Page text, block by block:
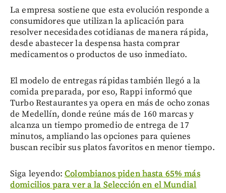
La empresa sostiene que esta evolución responde a
consumidores que utilizan la aplicación para
resolver necesidades cotidianas de manera rápida,
desde abastecer la despensa hasta comprar
medicamentos o productos de uso inmediato.
El modelo de entregas rápidas también llegó a la
comida preparada, por eso, Rappi informó que
Turbo Restaurantes ya opera en más de ocho zonas
de Medellín, donde reúne más de 160 marcas y
alcanza un tiempo promedio de entrega de 17
minutos, ampliando las opciones para quienes
buscan recibir sus platos favoritos en menor tiempo.
Siga leyendo:Colombianos piden hasta 65% más
domicilios para ver a la Selección en el Mundial